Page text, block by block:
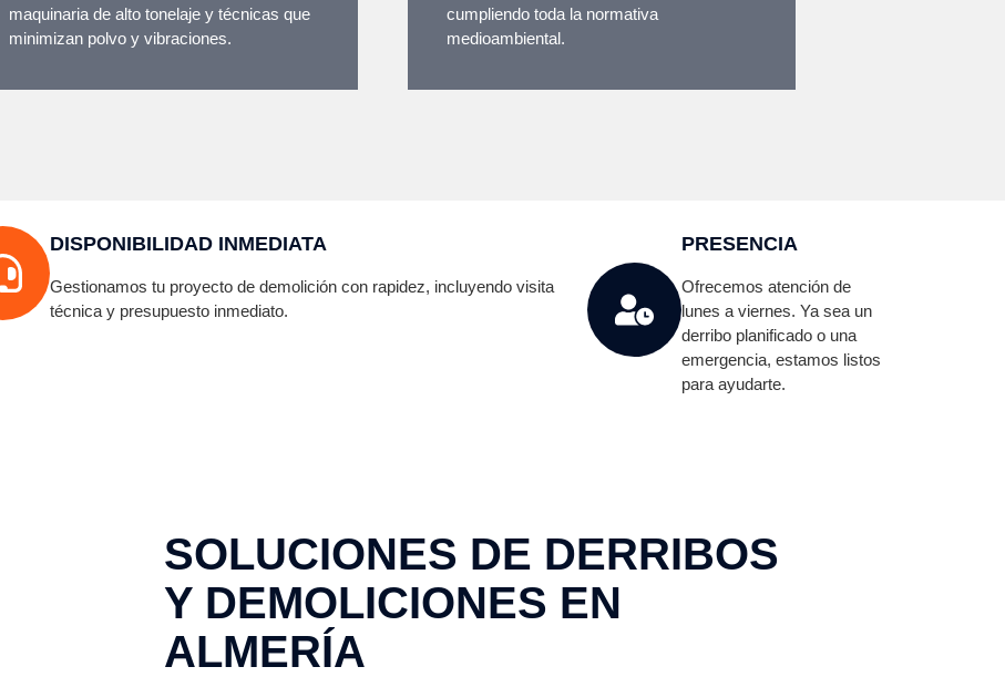
maquinaria de alto tonelaje y técnicas que
minimizan polvo y vibraciones.
cumpliendo toda la normativa
medioambiental.
DISPONIBILIDAD INMEDIATA
Gestionamos tu proyecto de demolición con rapidez, incluyendo visita
técnica y presupuesto inmediato.
PRESENCIA
Ofrecemos atención de
lunes a viernes. Ya sea un
derribo planificado o una
emergencia, estamos listos
para ayudarte.
SOLUCIONES DE DERRIBOS
Y DEMOLICIONES EN
ALMERÍA